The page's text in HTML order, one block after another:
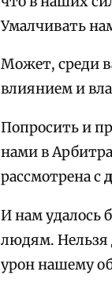
Умалчивать
Может, среди
влиянием и
Попросить и
нами в
рассмотрена с
И нам удалось
людям. Нельзя
урон нашему